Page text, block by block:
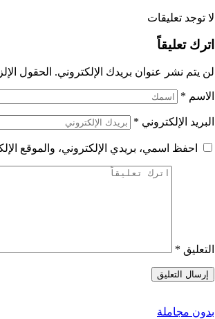
لا توجد تعليقات
اترك تعليقاً
لن يتم نشر عنوان بريدك الإلكتروني. الحقول
الاسم *
البريد الإلكتروني *
احفظ اسمي، بريدي الإلكتروني، والموقع
التعليق *
بدون مجاملة